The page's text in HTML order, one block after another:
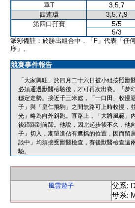
單T 3,5,7
四連環 3,5,7,9
第四口孖寶 5/5
5/3
派彩備註：於勝出組合中，「F」代表「任
序」。
競賽事件報告
「大家興旺」於四月二十六日被小組按照
必須通過獸醫檢驗後，才可再次出賽。「夢
穩定走勢。接近千三米處，「一口田」收慢
子」與「皇仁飛駒」之間無路可上時收慢，
光」略為向外斜跑。直路上，「大將風範」
後蹄踢到前蹄。他說，因此起步後不久，他
子」切入，期望進佔有遮擋的位置，因而留
談中」均須接受獸醫檢查，賽後獸醫檢查這
驗。
風雲遊子
父系:
母系: